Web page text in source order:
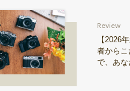
Review
【2026
者からこ
で、あな